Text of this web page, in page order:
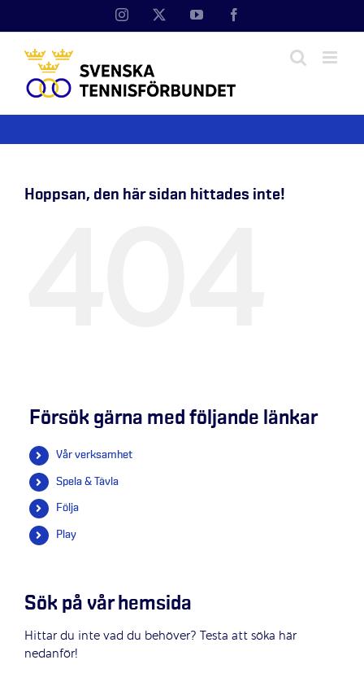
Instagram YouTube
Hoppsan, den här sidan hittades inte!
Försök gärna med följande länkar
Vår verksamhet
Spela & Tävla
Följa
Play
Sök på vår hemsida
Hittar du inte vad du behöver? Testa att söka här
nedanför!